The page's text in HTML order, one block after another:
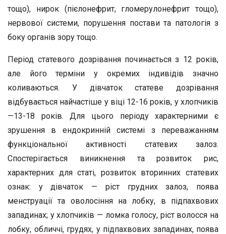
тощо), нирок (пієлонефрит, гломерулонефрит тощо),
нервової системи, порушення постави та патологія з
боку органів зору тощо.
Період статевого дозрівання починається з 12 років,
але його терміни у окремих індивідів значно
коливаються. У дівчаток статеве дозрівання
відбувається найчастіше у віці 12-16 років, у хлопчиків
—13-18 років. Для цього періоду характерними є
зрушення в ендокринній системі з переважанням
функціональної активності статевих залоз.
Спостерігається виникнення та розвиток рис,
характерних для статі, розвиток вторинних статевих
ознак: у дівчаток — ріст грудних залоз, поява
менструації та оволосіння на лобку, в підпахвових
западинах; у хлопчиків — ломка голосу, ріст волосся на
лобку, обличчі, грудях, у підпахвових западинах, поява